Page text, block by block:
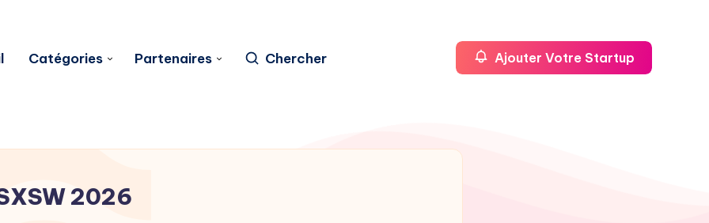
Catégories Partenaires Chercher Ajouter Votre Startup
2026